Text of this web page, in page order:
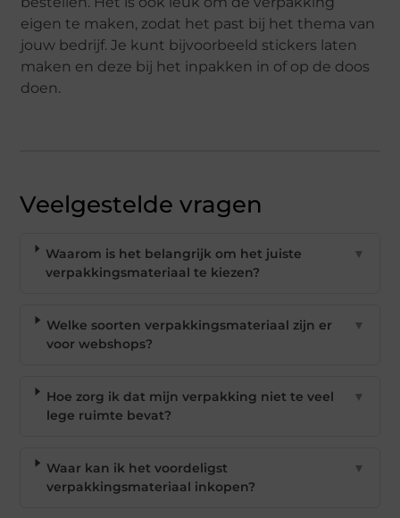
eigen te maken, zodat het past bij het thema van
jouw bedrijf. Je kunt bijvoorbeeld stickers laten
maken en deze bij het inpakken in of op de doos
doen.
Veelgestelde vragen
Waarom is het belangrijk om het juiste
verpakkingsmateriaal te kiezen?
▼
Welke soorten verpakkingsmateriaal zijn er
voor webshops?
▼
Hoe zorg ik dat mijn verpakking niet te veel
lege ruimte bevat?
▼
Waar kan ik het voordeligst
verpakkingsmateriaal inkopen?
▼